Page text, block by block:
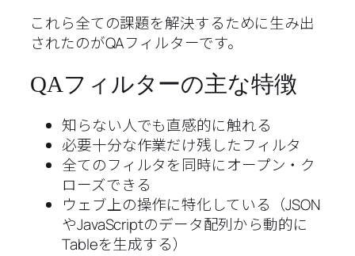
これら全ての課題を解決するために生み出
されたのがQAフィルターです。
QAフィルターの主な特徴
知らない人でも直感的に触れる
必要十分な作業だけ残したフィルタ
全てのフィルタを同時にオープン・ク
ローズできる
ウェブ上の操作に特化している（JSON
やJavaScriptのデータ配列から動的に
Tableを生成する）